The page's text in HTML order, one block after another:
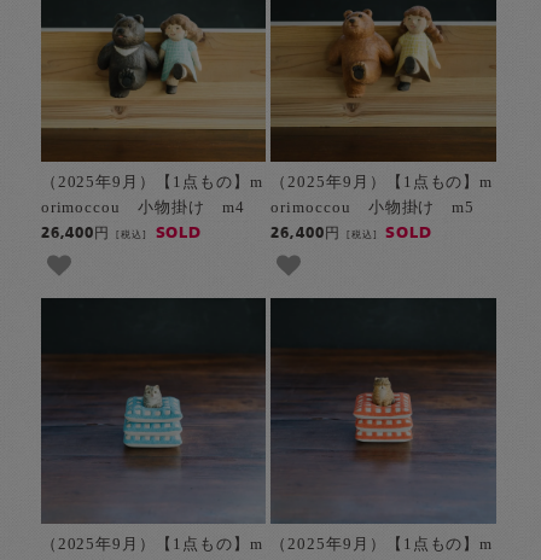
（2025年9月）【1点もの】m
orimoccou 小物掛け m4
26,400円[税込] SOLD
（2025年9月）【1点もの】m
orimoccou 小物掛け m5
26,400円 [税込] SOLD
（2025年9月）【1点もの】m
（2025年9月）【1点もの】m